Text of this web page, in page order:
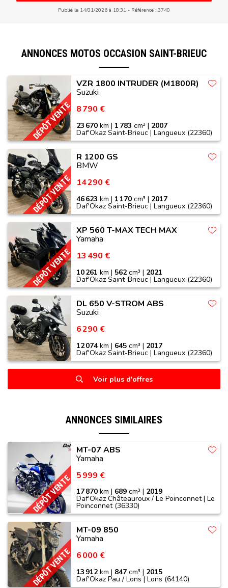
Publié le 14/01/2026 à 18:31 Référence : 3740
ANNONCES MOTOS OCCASION SAINT-BRIEUC
DÉPÔT VENTE
VZR 1800 INTRUDER (M1800R)
Suzuki
8 790 €
23 670 km | 1 783 cm³ | 2007
Daf'Okaz Saint-Brieuc | Langueux (22360)
DÉPÔT VENTE
R 1200 GS
BMW
14 290 €
46 623 km | 1 170 cm³ | 2017
Daf'Okaz Saint-Brieuc | Langueux (22360)
DÉPÔT VENTE
XP 560 T-MAX TECH MAX
Yamaha
13 490 €
10 261 km |562cm³ | 2021
Daf'Okaz Saint-Brieuc | Langueux (22360)
DL 650 V-STROM ABS
Suzuki
6 290 €
12 074km | 645 cm³ | 2017
Daf'Okaz Saint-Brieuc | Langueux (22360)
Voir plus d'offres
ANNONCES SIMILAIRES
DÉPÔT VENTE
MT-07 ABS
Yamaha
5 999 €
17 870 km | 689 cm³ | 2019
Daf'Okaz Châteauroux / Le Poinconnet | Le
Poinconnet (36330)
DÉPÔT VENTE
MT-09 850
Yamaha
6 000 €
13 912km | 847 cm³ | 2015
Daf'Okaz Pau / Lons | Lons (64140)